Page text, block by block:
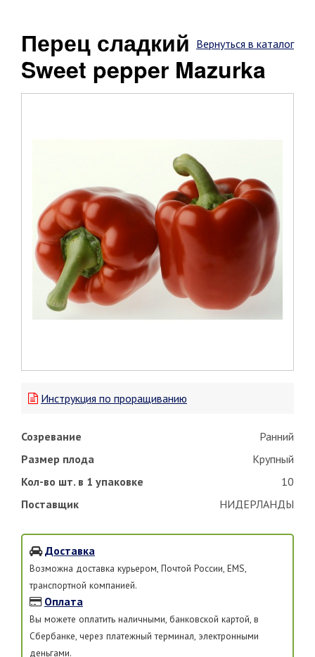
Вернуться в каталог
Перец сладкий
Sweet pepper Mazurka
Инструкция по проращиванию
Созревание
Ранний
Размер плода
Крупный
Кол-во шт. в 1 упаковке
10
Поставщик
НИДЕРЛАНДЫ
Доставка
Возможна доставка курьером, Почтой России, EMS,
транспортной компанией.
Оплата
Вы можете оплатить наличными, банковской картой, в
Сбербанке, через платежный терминал, электронными
деньгами.